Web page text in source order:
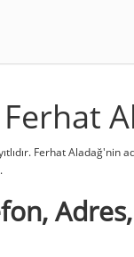
Ferhat Aladağ'nin